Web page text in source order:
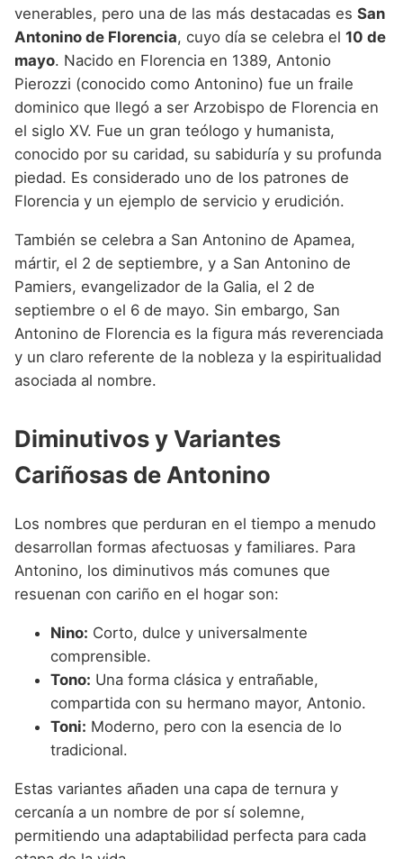
venerables, pero una de las más destacadas es San
Antonino de Florencia, cuyo día se celebra el 10 de
mayo. Nacido en Florencia en 1389, Antonio
Pierozzi (conocido como Antonino) fue un fraile
dominico que llegó a ser Arzobispo de Florencia en
el siglo XV. Fue un gran teólogo y humanista,
conocido por su caridad, su sabiduría y su profunda
piedad. Es considerado uno de los patrones de
Florencia y un ejemplo de servicio y erudición.
También se celebra a San Antonino de Apamea,
mártir, el 2 de septiembre, y a San Antonino de
Pamiers, evangelizador de la Galia, el 2 de
septiembre o el 6 de mayo. Sin embargo, San
Antonino de Florencia es la figura más reverenciada
y un claro referente de la nobleza y la espiritualidad
asociada al nombre.
Diminutivos y Variantes
Cariñosas de Antonino
Los nombres que perduran en el tiempo a menudo
desarrollan formas afectuosas y familiares. Para
Antonino, los diminutivos más comunes que
resuenan con cariño en el hogar son:
Nino: Corto, dulce y universalmente
comprensible.
Tono: Una forma clásica y entrañable,
compartida con su hermano mayor, Antonio.
Toni: Moderno, pero con la esencia de lo
tradicional.
Estas variantes añaden una capa de ternura y
cercanía a un nombre de por sí solemne,
permitiendo una adaptabilidad perfecta para cada